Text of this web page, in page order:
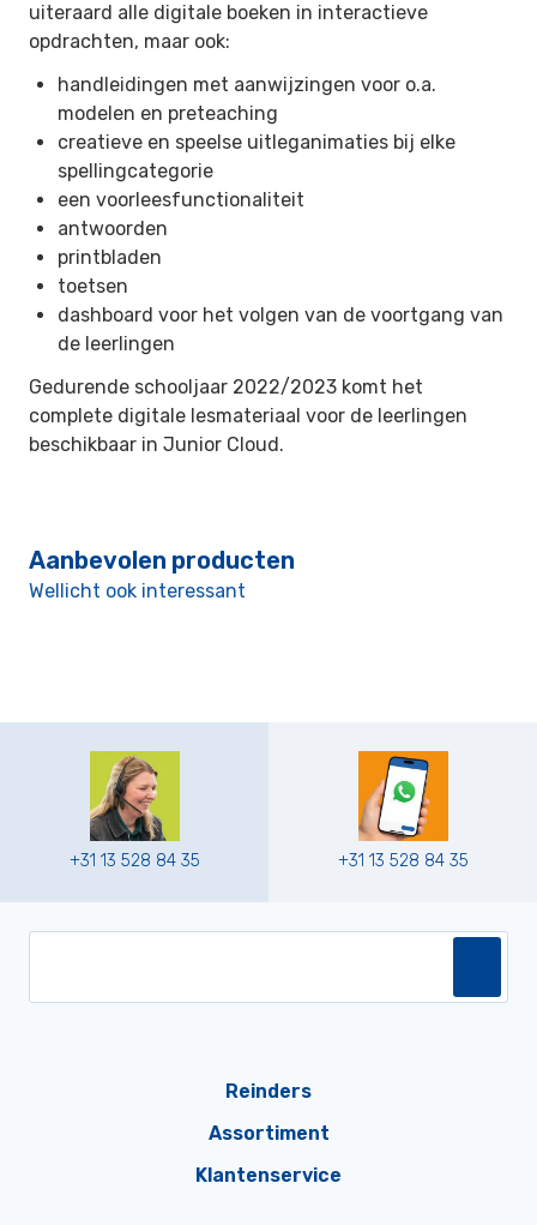
uiteraard alle digitale boeken in interactieve
opdrachten, maar ook:
handleidingen met aanwijzingen voor o.a.
modelen en preteaching
creatieve en speelse uitleganimaties bij elke
spellingcategorie
een voorleesfunctionaliteit
antwoorden
printbladen
toetsen
dashboard voor het volgen van de voortgang van
de leerlingen
Gedurende schooljaar 2022/2023 komt het
complete digitale lesmateriaal voor de leerlingen
beschikbaar in Junior Cloud.
Aanbevolen producten
Wellicht ook interessant
+31 13 528 84 35 +31 13 528 84 35
Reinders
Assortiment
Klantenservice